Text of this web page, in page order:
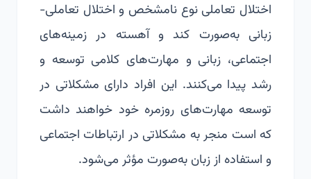
اختلال تعاملی نوع نامشخص و اختلال تعاملی-
زبانی به‌صورت کند و آهسته در زمینه‌های
اجتماعی، زبانی و مهارت‌های کلامی توسعه و
رشد پیدا می‌کنند. این افراد دارای مشکلاتی در
توسعه مهارت‌های روزمره خود خواهند داشت
که است منجر به مشکلاتی در ارتباطات اجتماعی
و استفاده از زبان به‌صورت مؤثر می‌شود.